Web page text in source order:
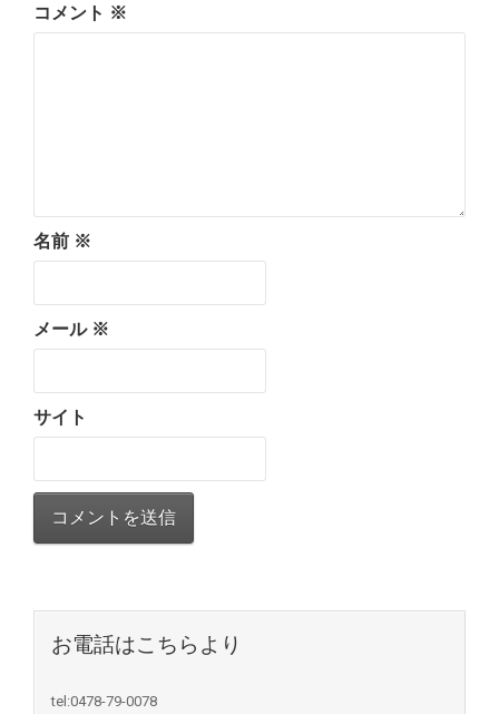
コメント ※
名前 ※
メール ※
サイト
お電話はこちらより
tel:0478-79-0078